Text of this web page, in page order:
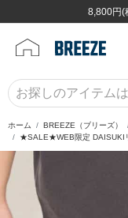
8,800円(
ほぼ全品
8,800円(
ほぼ全品
ホーム BREEZE（ブリーズ）
★SALE★WEB限定 DAISUKI